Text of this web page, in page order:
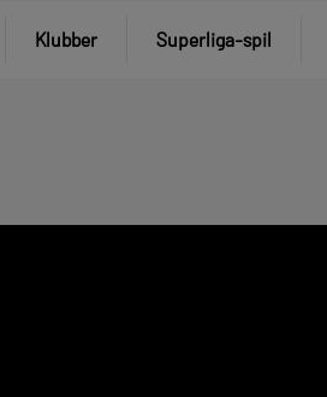
Klubber Superliga-spil